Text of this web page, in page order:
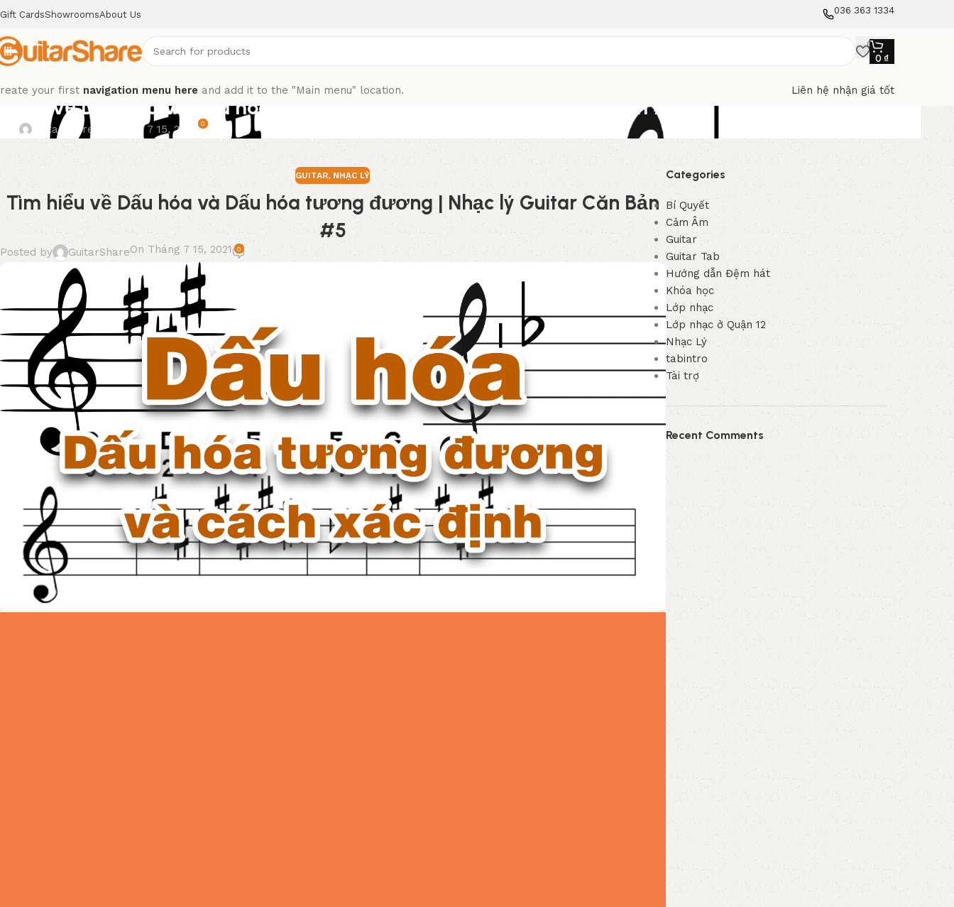
Gift CardsShowroomsAbout Us 036 363 1334
0 ₫
your first navigation menu here and add it to the "Main menu" location. Liên hệ nhận giá tốt
, NHẠC LÝ
hiểu về Dấu hóa và Dấu hóa tương đương | Nhạc lý Guitar Căn Bản #5
by GuitarShare On Tháng 7 15, 2021 0
GUITAR, NHẠC LÝ
Tìm hiểu về Dấu hóa và Dấu hóa tương đương | Nhạc lý Guitar Căn Bản
#5
Posted by GuitarShareOn Tháng 7 15, 2021 0
Categories
Bí Quyết
Cảm Âm
Guitar
Guitar Tab
Hướng dẫn Đệm hát
Khóa học
Lớp nhạc
Lớp nhạc ở Quận 12
Nhạc Lý
tabintro
Tài trợ
Recent Comments